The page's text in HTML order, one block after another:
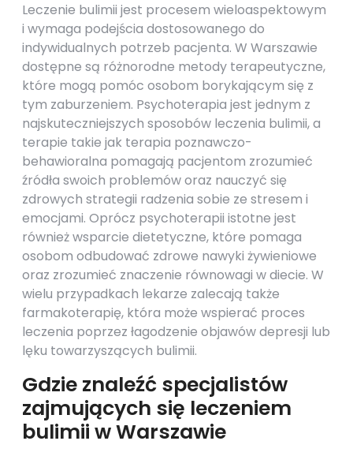
Leczenie bulimii jest procesem wieloaspektowym
i wymaga podejścia dostosowanego do
indywidualnych potrzeb pacjenta. W Warszawie
dostępne są różnorodne metody terapeutyczne,
które mogą pomóc osobom borykającym się z
tym zaburzeniem. Psychoterapia jest jednym z
najskuteczniejszych sposobów leczenia bulimii, a
terapie takie jak terapia poznawczo-
behawioralna pomagają pacjentom zrozumieć
źródła swoich problemów oraz nauczyć się
zdrowych strategii radzenia sobie ze stresem i
emocjami. Oprócz psychoterapii istotne jest
również wsparcie dietetyczne, które pomaga
osobom odbudować zdrowe nawyki żywieniowe
oraz zrozumieć znaczenie równowagi w diecie. W
wielu przypadkach lekarze zalecają także
farmakoterapię, która może wspierać proces
leczenia poprzez łagodzenie objawów depresji lub
lęku towarzyszących bulimii.
Gdzie znaleźć specjalistów
zajmujących się leczeniem
bulimii w Warszawie